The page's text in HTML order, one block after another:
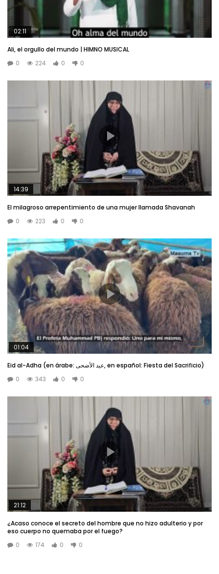
02:11
Ali, el orgullo del mundo | HIMNO MUSICAL
0
224 0 0
14:39
El milagroso arrepentimiento de una mujer llamada Shavanah
0
223 0 0
01:04
Eid al-Adha (en árabe: عيد الأضحى, en español: Fiesta del Sacrificio)
0
343 0 0
21:12
¿Acaso conoce el secreto del hombre que no hizo adulterio y por
eso cuerpo no quemaba por el fuego?
0
174 0 0